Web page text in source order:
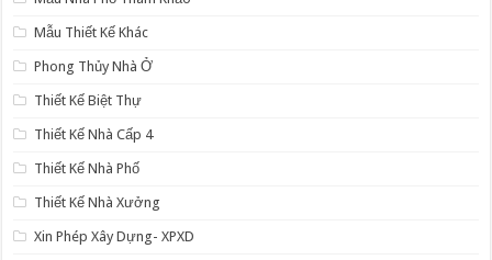
Mẫu Thiết Kế Khác
Phong Thủy Nhà Ở
Thiết Kế Biệt Thự
Thiết Kế Nhà Cấp 4
Thiết Kế Nhà Phố
Thiết Kế Nhà Xưởng
Xin Phép Xây Dựng- XPXD